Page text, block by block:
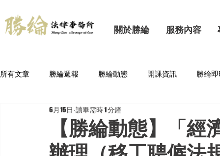
關於勝綸 服務內容
所有文章 勝綸週報 勝綸動態 開課資訊 勝綸
【勝綸動態】「
6月15日 讀畢需時 1 分鐘